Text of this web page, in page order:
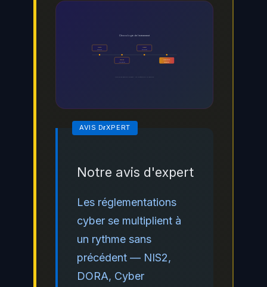
Alerte
Analyse
Impact
Resolution
Chronologie de l événement
Timeline de gestion d incident - De la détection a la resolution
Notre avis d'expert
Les réglementations
cyber se multiplient à
un rythme sans
précédent — NIS2,
DORA, Cyber